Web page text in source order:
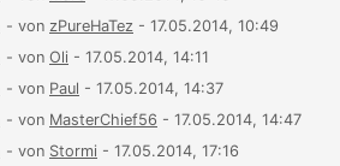
- von zPureHaTez - 17.05.2014, 10:49
- von Oli - 17.05.2014, 14:11
- von Paul - 17.05.2014, 14:37
- von MasterChief56 - 17.05.2014, 14:47
- von Stormi - 17.05.2014, 17:16